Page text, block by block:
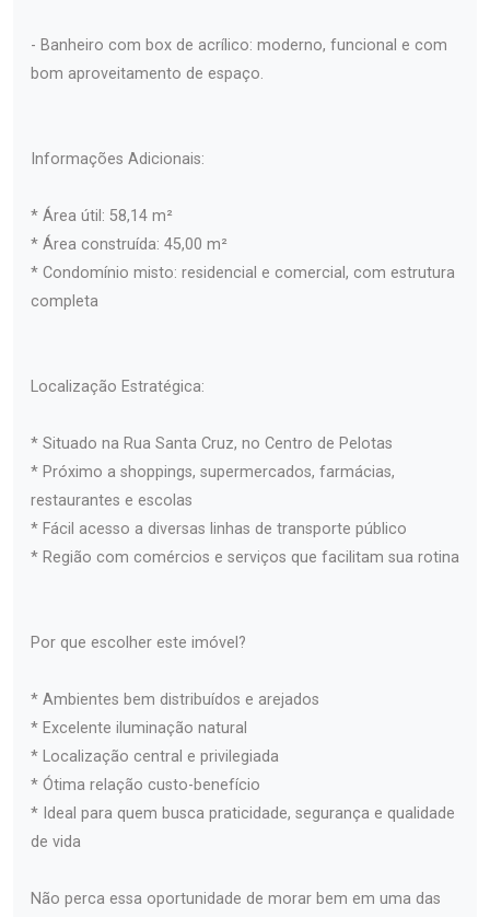
- Banheiro com box de acrílico: moderno, funcional e com
bom aproveitamento de espaço.
Informações Adicionais:
* Área útil: 58,14 m²
* Área construída: 45,00 m²
* Condomínio misto: residencial e comercial, com estrutura
completa
Localização Estratégica:
* Situado na Rua Santa Cruz, no Centro de Pelotas
* Próximo a shoppings, supermercados, farmácias,
restaurantes e escolas
* Fácil acesso a diversas linhas de transporte público
* Região com comércios e serviços que facilitam sua rotina
Por que escolher este imóvel?
* Ambientes bem distribuídos e arejados
* Excelente iluminação natural
* Localização central e privilegiada
* Ótima relação custo-benefício
* Ideal para quem busca praticidade, segurança e qualidade
de vida
Não perca essa oportunidade de morar bem em uma das